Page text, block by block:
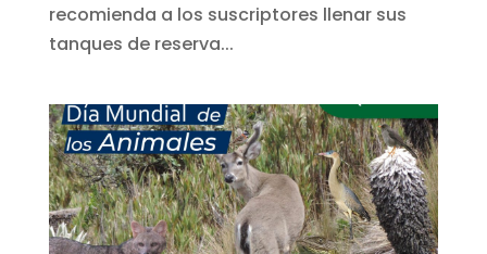
recomienda a los suscriptores llenar sus
tanques de reserva...